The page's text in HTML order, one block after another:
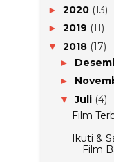
► 2020 (13)
► 2019 (11)
▼ 2018 (17)
►
►
▼Juli (4)
Film
Ikuti &
Film